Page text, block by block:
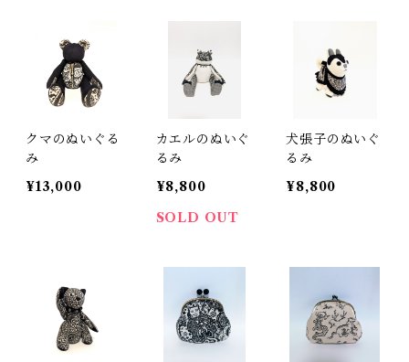
クマのぬいぐる
み
¥13,000
カエルのぬいぐ
るみ
¥8,800
SOLD OUT
犬張子のぬいぐ
るみ
¥8,800